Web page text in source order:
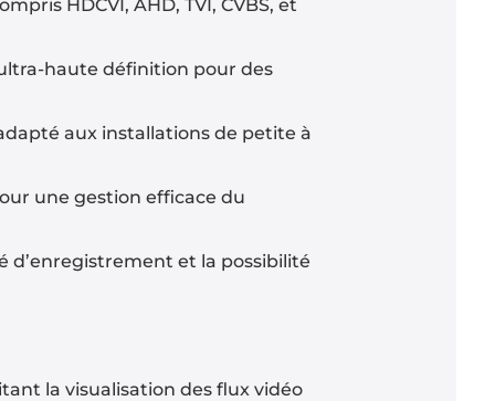
HDCVI, AHD, TVI, CVBS, et
haute définition pour des
aux installations de petite à
une gestion efficace du
et la possibilité
la visualisation des flux vidéo